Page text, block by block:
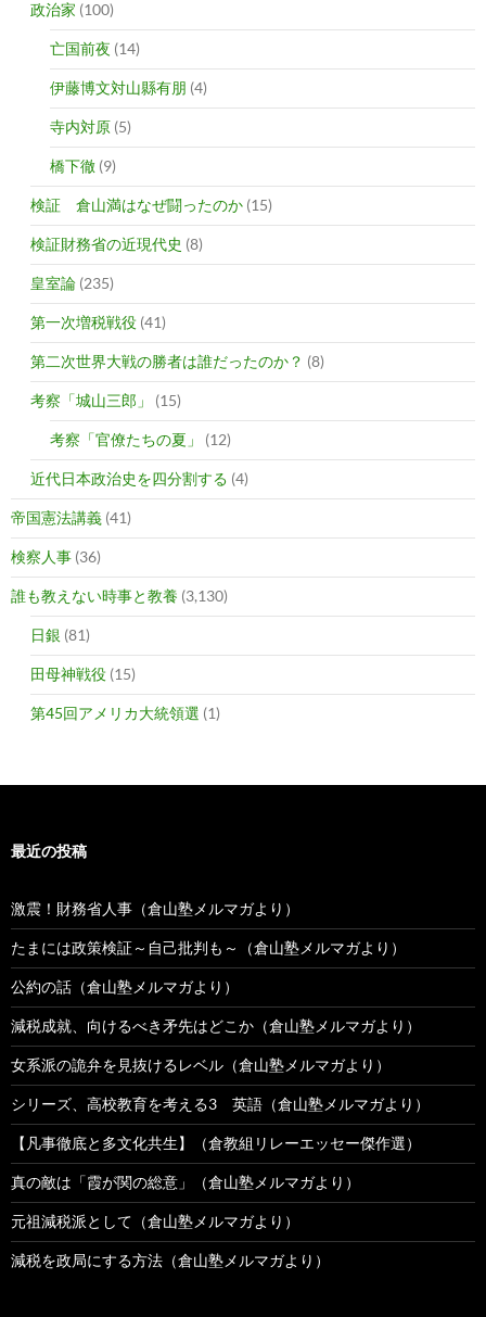
政治家 (100)
亡国前夜 (14)
伊藤博文対山縣有朋 (4)
寺内対原 (5)
橋下徹 (9)
検証 倉山満はなぜ闘ったのか (15)
検証財務省の近現代史 (8)
皇室論 (235)
第一次増税戦役 (41)
第二次世界大戦の勝者は誰だったのか？ (8)
考察「城山三郎」 (15)
考察「官僚たちの夏」 (12)
近代日本政治史を四分割する (4)
帝国憲法講義 (41)
検察人事 (36)
誰も教えない時事と教養 (3,130)
日銀 (81)
田母神戦役 (15)
第45回アメリカ大統領選 (1)
最近の投稿
激震！財務省人事（倉山塾メルマガより）
たまには政策検証～自己批判も～（倉山塾メルマガより）
公約の話（倉山塾メルマガより）
減税成就、向けるべき矛先はどこか（倉山塾メルマガより）
女系派の詭弁を見抜けるレベル（倉山塾メルマガより）
シリーズ、高校教育を考える3 英語（倉山塾メルマガより）
【凡事徹底と多文化共生】（倉教組リレーエッセー傑作選）
真の敵は「霞が関の総意」（倉山塾メルマガより）
元祖減税派として（倉山塾メルマガより）
減税を政局にする方法（倉山塾メルマガより）